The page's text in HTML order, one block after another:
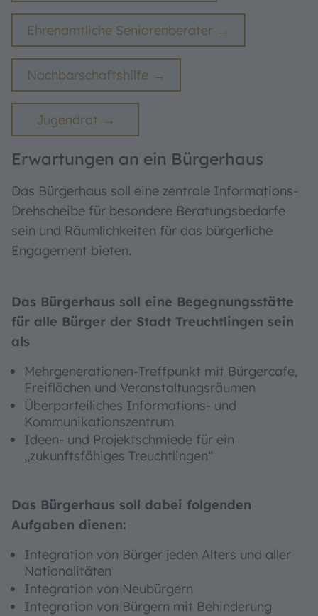
Ehrenamtliche Seniorenberater
Nachbarschaftshilfe
Jugendrat
Erwartungen an ein Bürgerhaus
Das Bürgerhaus soll eine zentrale Informations-
Drehscheibe für besondere Beratungsbedarfe
sein und Räumlichkeiten für das bürgerliche
Engagement bieten.
Das Bürgerhaus soll eine Begegnungsstätte
für alle Bürger der Stadt Treuchtlingen sein
als
Mehrgenerationen-Treffpunkt mit Bürgercafe,
Freiflächen und Veranstaltungsräumen
Überparteiliches Informations- und
Kommunikationszentrum
Ideen- und Projektschmiede für ein
„zukunftsfähiges Treuchtlingen“
Das Bürgerhaus soll dabei folgenden
Aufgaben dienen:
Integration von Bürger jeden Alters und aller
Nationalitäten
Integration von Neubürgern
Integration von Bürgern mit Behinderung